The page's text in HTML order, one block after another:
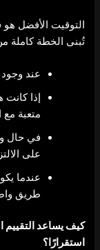
التوقيت الأفضل هو
تُبنى الخطة كاملة
عند وجود
إذا
متعبة مع
في حال
على
عندما
طريق
كيف يساعد التقييم
استقرارًا؟